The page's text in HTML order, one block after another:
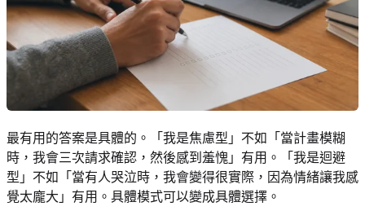
最有用的答案是具體的。「我是焦慮型」不如「當計畫模糊
時，我會三次請求確認，然後感到羞愧」有用。「我是迴避
型」不如「當有人哭泣時，我會變得很實際，因為情緒讓我感
覺太龐大」有用。具體模式可以變成具體選擇。